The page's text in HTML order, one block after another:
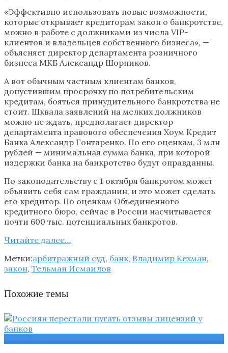
«Эффективно использовать новые возможности,
которые открывает кредиторам закон о банкротстве,
можно в работе с должниками из числа VIP-
клиентов и владельцев собственного бизнеса», —
объясняет директор департамента розничного
бизнеса МКБ Александр Шорников.
А вот обычным частным клиентам банков,
допустившим просрочку по потребительским
кредитам, бояться принудительного банкротства не
стоит. Шквала заявлений на мелких должников
можно не ждать, предполагает директор
департамента правового обеспечения Хоум Кредит
Банка Александр Гонтаренко. По его оценкам, 3 млн
рублей — минимальная сумма банка, при которой
издержки банка на банкротство будут оправданны.
По законодательству с 1 октября банкротом может
объявить себя сам гражданин, и это может сделать
его кредитор. По оценкам Объединенного
кредитного бюро, сейчас в России насчитывается
почти 600 тыс. потенциальных банкротов.
Читайте далее…
Метки:арбитражный суд, банк, Владимир Кехман,
закон, Тельман Исмаилов
Похожие темы